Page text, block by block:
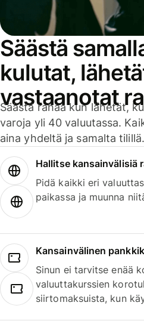
Säästä
kulutat,
vastaanotat
Säästä rahaa kun lähetät,
varoja yli 40 valuutassa.
aina yhdeltä ja samalta tilillä.
Hallitse kansainvälisiä
Pidä kaikki eri
paikassa ja muunna
Kansainvälinen
Sinun ei tarvitse enää
valuuttakurssien
siirtomaksuista, kun